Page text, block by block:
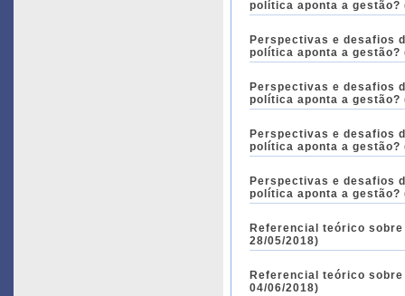
política aponta a gestão?
Perspectivas e desafios
política aponta a gestão?
Perspectivas e desafios
política aponta a gestão?
Perspectivas e desafios
política aponta a gestão?
Perspectivas e desafios
política aponta a gestão?
Referencial teórico
28/05/2018)
Referencial teórico
04/06/2018)